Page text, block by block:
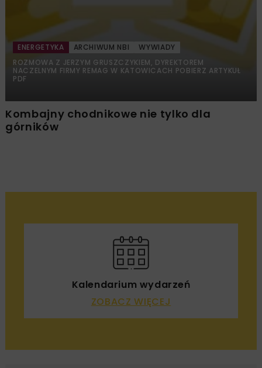
ENERGETYKA ARCHIWUM NBI
WYWIADY
ROZMOWA Z JERZYM GRUSZCZYKIEM, DYREKTOREM
NACZELNYM FIRMY REMAG W KATOWICACH POBIERZ ARTYKUŁ
PDF
Kombajny chodnikowe nie tylko dla
górników
Kalendarium wydarzeń
ZOBACZ WIĘCEJ